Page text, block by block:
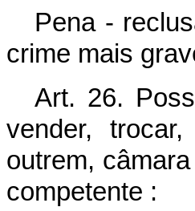
Pena -
crime mais
Art. 26.
vender,
outrem,
competente :